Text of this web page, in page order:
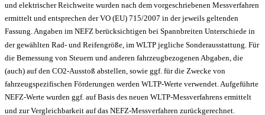
und elektrischer Reichweite wurden nach dem vorgeschriebenen Messverfahren
ermittelt und entsprechen der VO (EU) 715/2007 in der jeweils geltenden
Fassung. Angaben im NEFZ berücksichtigen bei Spannbreiten Unterschiede in
der gewählten Rad- und Reifengröße, im WLTP jegliche Sonderausstattung. Für
die Bemessung von Steuern und anderen fahrzeugbezogenen Abgaben, die
(auch) auf den CO2-Ausstoß abstellen, sowie ggf. für die Zwecke von
fahrzeugspezifischen Förderungen werden WLTP-Werte verwendet. Aufgeführte
NEFZ-Werte wurden ggf. auf Basis des neuen WLTP-Messverfahrens ermittelt
und zur Vergleichbarkeit auf das NEFZ-Messverfahren zurückgerechnet.